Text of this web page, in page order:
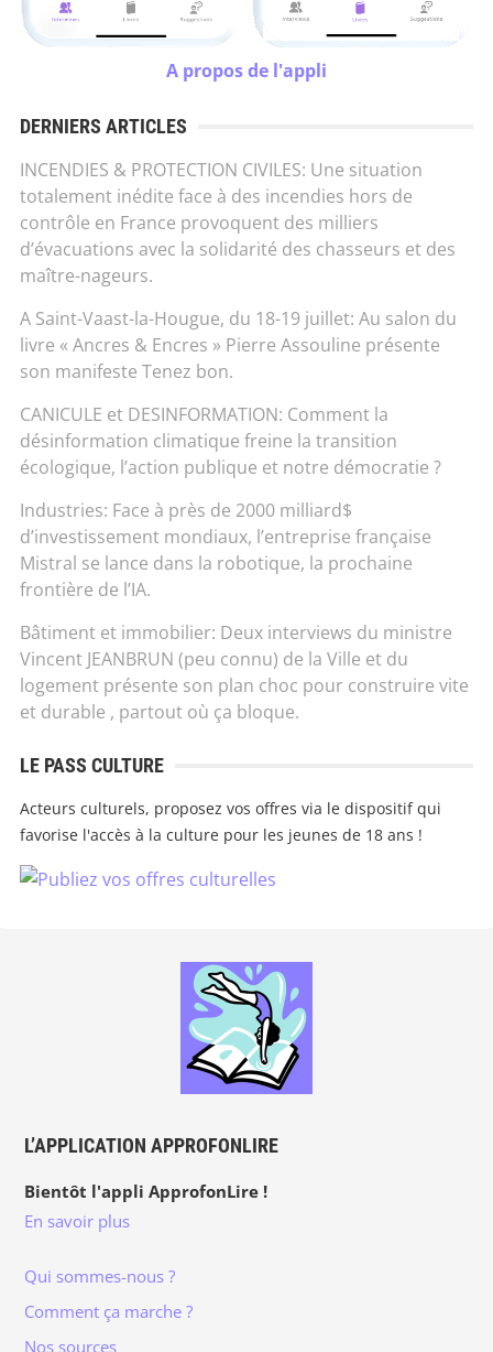
A propos de l'appli
DERNIERS ARTICLES
INCENDIES & PROTECTION CIVILES: Une situation
totalement inédite face à des incendies hors de
contrôle en France provoquent des milliers
d’évacuations avec la solidarité des chasseurs et des
maître-nageurs.
A Saint-Vaast-la-Hougue, du 18-19 juillet: Au salon du
livre « Ancres & Encres » Pierre Assouline présente
son manifeste Tenez bon.
CANICULE et DESINFORMATION: Comment la
désinformation climatique freine la transition
écologique, l’action publique et notre démocratie ?
Industries: Face à près de 2000 milliard$
d’investissement mondiaux, l’entreprise française
Mistral se lance dans la robotique, la prochaine
frontière de l’IA.
Bâtiment et immobilier: Deux interviews du ministre
Vincent JEANBRUN (peu connu) de la Ville et du
logement présente son plan choc pour construire vite
et durable , partout où ça bloque.
LE PASS CULTURE
Acteurs culturels, proposez vos offres via le dispositif qui
favorise l'accès à la culture pour les jeunes de 18 ans !
L’APPLICATION APPROFONLIRE
Bientôt l'appli ApprofonLire !
En savoir plus
Qui sommes-nous ?
Comment ça marche ?
Nos sources